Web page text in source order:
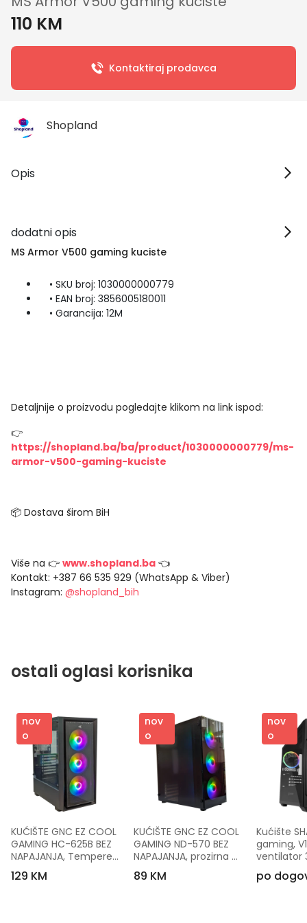
110 KM
Kontaktiraj prodavca
Shopland
Opis
dodatni opis
MS Armor V500 gaming kuciste
• SKU broj: 1030000000779
• EAN broj: 3856005180011
• Garancija: 12M
Detaljnije o proizvodu pogledajte klikom na link ispod:
👉
https://shopland.ba/ba/product/1030000000779/ms-
armor-v500-gaming-kuciste
📦 Dostava širom BiH
Više na 👉 www.shopland.ba 👈
Kontakt: +387 66 535 929 (WhatsApp & Viber)
Instagram: @shopland_bih
ostali oglasi korisnika
nov
o
KUĆIŠTE GNC EZ COOL
GAMING HC-625B BEZ
NAPAJANJA, Tempered
Glass, 3x120 RGB
ventilator
129 KM
nov
o
KUĆIŠTE GNC EZ COOL
GAMING ND-570 BEZ
NAPAJANJA, prozirna
stranica, 3x120mm
RGB ventilator
89 KM
nov
o
Kućište
gaming,
ventilator
USB 3.0,
po